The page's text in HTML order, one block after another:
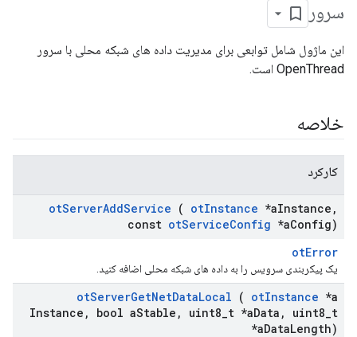
سرور
این ماژول شامل توابعی برای مدیریت داده های شبکه محلی با سرور
OpenThread است.
خلاصه
کارکرد
otServerAddService ( otInstance *aInstance ,
const otServiceConfig *aConfig)
otError
یک پیکربندی سرویس را به داده های شبکه محلی اضافه کنید.
otServerGetNetDataLocal ( otInstance *a
Instance , bool aStable , uint8 t *aData , uint8 t
*aDataLength)